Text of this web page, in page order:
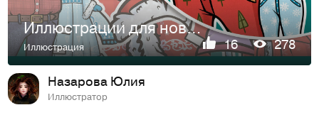
Иллюстрации для новогоднего набора бумажных кукл
Иллюстрация 16 278
Назарова Юлия
Иллюстратор